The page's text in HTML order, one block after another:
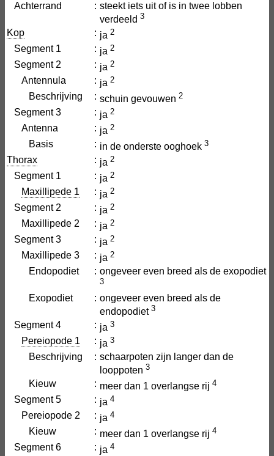
Achterrand : steekt iets uit of is in twee lobben
verdeeld 3
Kop : ja 2
Segment 1 : ja 2
Segment 2 : ja 2
Antennula : ja 2
Beschrijving : schuin gevouwen 2
Segment 3 : ja 2
Antenna : ja 2
Basis : in de onderste ooghoek 3
Thorax : ja 2
Segment 1 : ja 2
Maxillipede 1 : ja 2
Segment 2 : ja 2
Maxillipede 2 : ja 2
Segment 3 : ja 2
Maxillipede 3 : ja 2
Endopodiet : ongeveer even breed als de exopodiet
3
Exopodiet : ongeveer even breed als de
endopodiet 3
Segment 4 : ja 3
Pereiopode 1 : ja 3
Beschrijving : schaarpoten zijn langer dan de
looppoten 3
Kieuw : meer dan 1 overlangse rij 4
Segment 5 : ja 4
Pereiopode 2 : ja 4
Kieuw : meer dan 1 overlangse rij 4
Segment 6 : ja 4